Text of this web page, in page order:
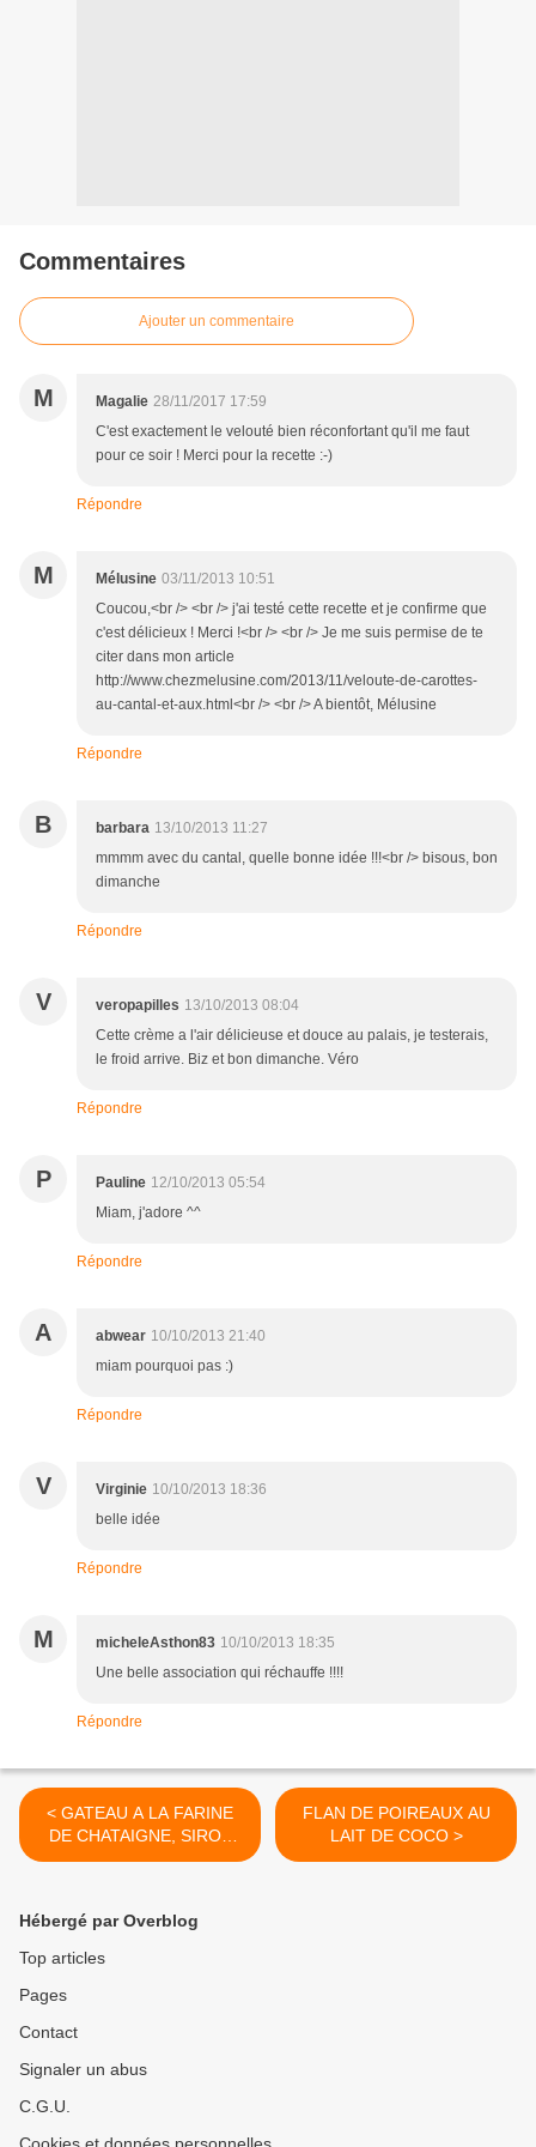
Commentaires
Ajouter un commentaire
M Magalie 28/11/2017 17:59
C'est exactement le velouté bien réconfortant qu'il me faut
pour ce soir ! Merci pour la recette :-)
Répondre
M Mélusine 03/11/2013 10:51
Coucou,<br /> <br /> j'ai testé cette recette et je confirme que
c'est délicieux ! Merci !<br /> <br /> Je me suis permise de te
citer dans mon article
http://www.chezmelusine.com/2013/11/veloute-de-carottes-
au-cantal-et-aux.html<br /> <br /> A bientôt, Mélusine
Répondre
B barbara 13/10/2013 11:27
mmmm avec du cantal, quelle bonne idée !!!<br /> bisous, bon
dimanche
Répondre
V veropapilles 13/10/2013 08:04
Cette crème a l'air délicieuse et douce au palais, je testerais,
le froid arrive. Biz et bon dimanche. Véro
Répondre
P Pauline 12/10/2013 05:54
Miam, j'adore ^^
Répondre
A abwear 10/10/2013 21:40
miam pourquoi pas :)
Répondre
V Virginie 10/10/2013 18:36
belle idée
Répondre
M micheleAsthon83 10/10/2013 18:35
Une belle association qui réchauffe !!!!
Répondre
< GATEAU A LA FARINE
DE CHATAIGNE, SIROP
D'ERABLE ET PEPITES DE
FLAN DE POIREAUX AU
LAIT DE COCO >
Hébergé par Overblog
Top articles
Pages
Contact
Signaler un abus
C.G.U.